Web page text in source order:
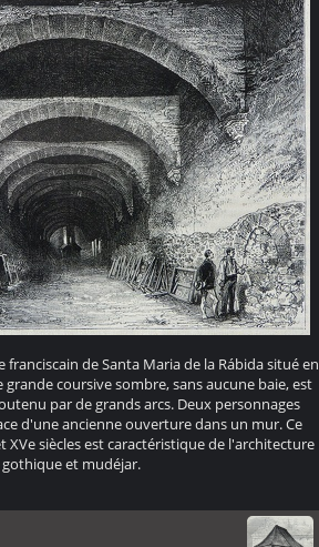
de Santa Maria de la Rábida situé en
grande coursive sombre, sans aucune baie, est
par de grands arcs. Deux personnages
d'une ancienne ouverture dans un mur. Ce
XVe siècles est caractéristique de l'architecture
gothique et mudéjar.